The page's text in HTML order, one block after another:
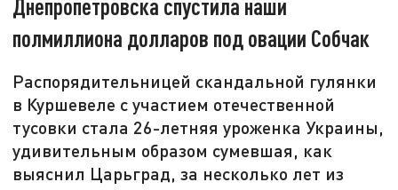
Днепропетровска спустила наши
полмиллиона долларов под овации Собчак
Распорядительницей скандальной гулянки
в Куршевеле с участием отечественной
тусовки стала 26-летняя уроженка Украины,
удивительным образом сумевшая, как
выяснил Царьград, за несколько лет из